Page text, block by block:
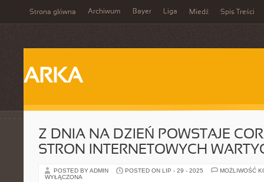
Strona główna Archiwum Bayer Liga Miedź Spis Treści
ARKA
Z DNIA NA DZIEŃ POWSTAJE
STRON INTERNETOWYCH
POSTED BY ADMIN POSTED ON LIP - 29 - 2025
MOŻLIWOŚĆ
WYŁĄCZONA